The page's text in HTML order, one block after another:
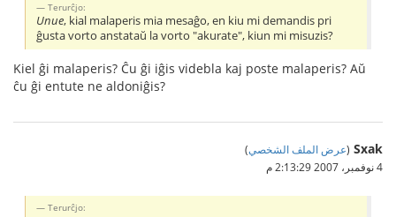
Terurĉjo:
Unue, kial malaperis mia mesaĝo, en kiu mi demandis pri
ĝusta vorto anstataŭ la vorto "akurate", kiun mi misuzis?
Kiel ĝi malaperis? Ĉu ĝi iĝis videbla kaj poste malaperis? Aŭ
ĉu ĝi entute ne aldoniĝis?
Sxak
(عرض الملف الشخصي)
4 نوفمبر، 2007 2:13:29 م
Terurĉjo: